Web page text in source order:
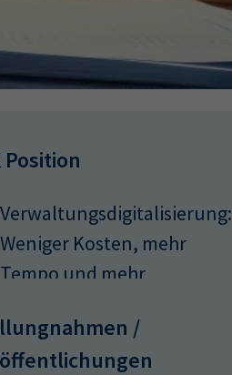
Position
Verwaltungsdigitalisierung:
Weniger Kosten, mehr
Tempo und mehr
/